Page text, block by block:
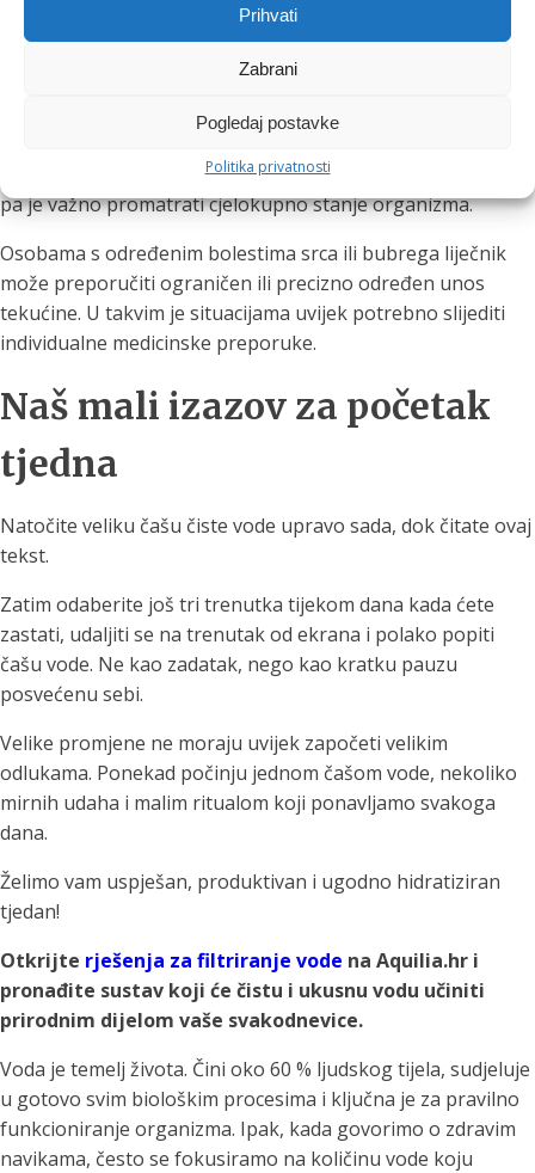
Prihvati
Zabrani
Pogledaj postavke
Politika privatnosti
potrebu za većim unosom tekućine, dok je svjetlija boja
utjecati hrana, dodaci prehrani, lijekovi i zdravstvena stanja,
pa je važno promatrati cjelokupno stanje organizma.
Osobama s određenim bolestima srca ili bubrega liječnik
može preporučiti ograničen ili precizno određen unos
tekućine. U takvim je situacijama uvijek potrebno slijediti
individualne medicinske preporuke.
Naš mali izazov za početak
tjedna
Natočite veliku čašu čiste vode upravo sada, dok čitate ovaj
tekst.
Zatim odaberite još tri trenutka tijekom dana kada ćete
zastati, udaljiti se na trenutak od ekrana i polako popiti
čašu vode. Ne kao zadatak, nego kao kratku pauzu
posvećenu sebi.
Velike promjene ne moraju uvijek započeti velikim
odlukama. Ponekad počinju jednom čašom vode, nekoliko
mirnih udaha i malim ritualom koji ponavljamo svakoga
dana.
Želimo vam uspješan, produktivan i ugodno hidratiziran
tjedan!
Otkrijte rješenja za filtriranje vode na Aquilia.hr i
pronađite sustav koji će čistu i ukusnu vodu učiniti
prirodnim dijelom vaše svakodnevice.
Voda je temelj života. Čini oko 60 % ljudskog tijela, sudjeluje
u gotovo svim biološkim procesima i ključna je za pravilno
funkcioniranje organizma. Ipak, kada govorimo o zdravim
navikama, često se fokusiramo na količinu vode koju